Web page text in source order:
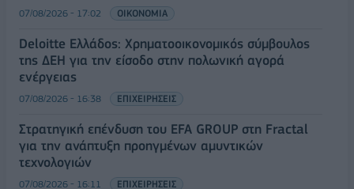
07/08/2026 - 17:02 ΟΙΚΟΝΟΜΙΑ
Deloitte Ελλάδος: Χρηματοοικονομικός σύμβουλος
της ΔΕΗ για την είσοδο στην πολωνική αγορά
ενέργειας
07/08/2026 - 16:38 ΕΠΙΧΕΙΡΗΣΕΙΣ
Στρατηγική επένδυση του EFA GROUP στη Fractal
για την ανάπτυξη προηγμένων αμυντικών
τεχνολογιών
07/08/2026 - 16:11 ΕΠΙΧΕΙΡΗΣΕΙΣ